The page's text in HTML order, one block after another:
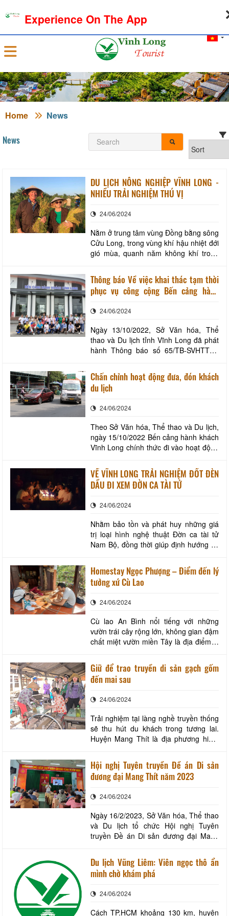
Sign in
Home News
News
DU LỊCH NÔNG NGHIỆP VĨNH LONG -
NHIỀU TRẢI NGHIỆM THÚ VỊ
24/06/2024
Nằm ở trung tâm vùng Đồng bằng sông
Cửu Long, trong vùng khí hậu nhiệt đới
gió mùa, quanh năm không khí trong
này còn được phù sa của 02 dòng sông
Tiền và sông Hậu bồi đắp quanh năm
tạo nên một vùng đất trù phú, màu mở
biệt
Thông báo Về việc khai thác tạm thời
phục vụ công cộng Bến cảng hành
24/06/2024
Ngày 13/10/2022, Sở Văn hóa, Thể
thao và Du lịch tỉnh Vĩnh Long đã phát
hành Thông báo số 65/TB-SVHTTDL
cộng Bến cảng hành khách Vĩnh Long
gửi đến Quý cơ quan, doanh nghiệp du
lịch trong và ngoài tỉnh. Tuy nhiên, thực
h
Chấn chỉnh hoạt động đưa, đón khách
du lịch
24/06/2024
Theo Sở Văn hóa, Thể thao và Du lịch,
ngày 15/10/2022 Bến cảng hành khách
Vĩnh Long chính thức đi vào hoạt động
khi đến tham quan, nghỉ dưỡng tại tỉnh
và chủ động hướng dẫn các phương
tiện vận chuyển thủy nội địa trên địa
nơi
VỀ VĨNH LONG TRẢI NGHIỆM ĐỐT ĐÈN
DẦU ĐI XEM ĐỜN CA TÀI TỬ
24/06/2024
Nhằm bảo tồn và phát huy những giá
trị loại hình nghệ thuật Đờn ca tài tử
Nam Bộ, đồng thời giúp định hướng và
truyền thống song song với sự phát
triển của xã hội. Ngày 07 tháng 6 năm
2022 UBND tỉnh Vĩnh Long ban hành
việc Phê duyệt Đề
Homestay Ngọc Phượng – Điểm đến lý
tưởng xứ Cù Lao
24/06/2024
Cù lao An Bình nổi tiếng với những
vườn trái cây rộng lớn, không gian đậm
chất miệt vườn miền Tây là địa điểm lý
nghiệm. Homestay Ngọc Phượng được
xây dựng dọc theo bờ sông Cổ Chiên,
cách bến phà An Bình khoảng 500 mét,
xã
Giữ để trao truyền di sản gạch gốm
đến mai sau
24/06/2024
Trải nghiệm tại làng nghề truyền thống
sẽ thu hút du khách trong tương lai.
Huyện Mang Thít là địa phương hiếm
di sản kiến trúc cùng nghề sản xuất
gạch, gốm truyền thống với gần 1.500
lò gạch. Đề án Di sản đương đại Mang
Hội nghị Tuyên truyền Đề án Di sản
đương đại Mang Thít năm 2023
24/06/2024
Ngày 16/2/2023, Sở Văn hóa, Thể thao
và Du lịch tổ chức Hội nghị Tuyên
truyền Đề án Di sản đương đại Mang
Mỹ Phước, Hòa Tịnh, Nhơn Phú. Ông
Phan Văn Giàu – Tỉnh ủy viên - Giám
đốc Sở VHTTDL chủ trì hội nghị. Ông
đốc Sở chủ trì
Du lịch Vũng Liêm: Viên ngọc thô ẩn
mình chờ khám phá
24/06/2024
Cách TP.HCM khoảng 130 km, huyện
Experience On The App